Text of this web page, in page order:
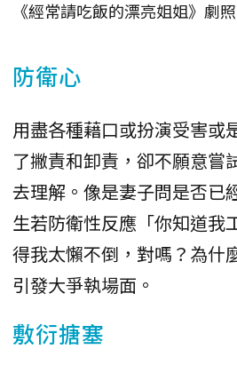
《經常請吃飯的漂亮姐姐》劇照
防衛心
用盡各種藉口或扮演受害或
了撇責和卸責，卻不願意嘗
去理解。像是妻子問是否已
生若防衛性反應「你知道我
得我太懶不倒，對嗎？為什
引發大爭執場面。
敷衍搪塞